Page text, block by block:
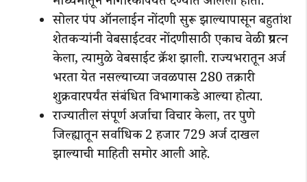
सोलर पंप ऑनलाईन नोंदणी सुरू झाल्यापासून बहुतांश
शेतकऱ्यांनी वेबसाईटवर नोंदणीसाठी एकाच वेळी प्रयत्न
केला, त्यामुळे वेबसाईट क्रॅश झाली. राज्यभरातून अर्ज
भरता येत नसल्याच्या जवळपास 280 तक्रारी
शुक्रवारपर्यंत संबंधित विभागाकडे आल्या होत्या.
राज्यातील संपूर्ण अर्जाचा विचार केला, तर पुणे
जिल्ह्यातून सर्वाधिक 2 हजार 729 अर्ज दाखल
झाल्याची माहिती समोर आली आहे.